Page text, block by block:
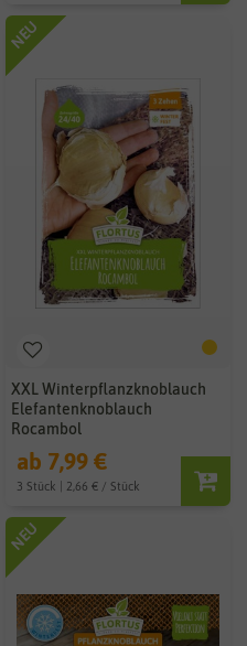
NEU
XXL Winterpflanzknoblauch
Elefantenknoblauch
Rocambol
ab 7,99 €
3 Stück | 2,66 € / Stück
NEU